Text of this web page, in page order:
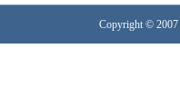
Copyright ©